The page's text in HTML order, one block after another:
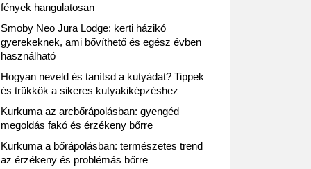
fények hangulatosan
Smoby Neo Jura Lodge: kerti házikó
gyerekeknek, ami bővíthető és egész évben
használható
Hogyan neveld és tanítsd a kutyádat? Tippek
és trükkök a sikeres kutyakiképzéshez
Kurkuma az arcbőrápolásban: gyengéd
megoldás fakó és érzékeny bőrre
Kurkuma a bőrápolásban: természetes trend
az érzékeny és problémás bőrre